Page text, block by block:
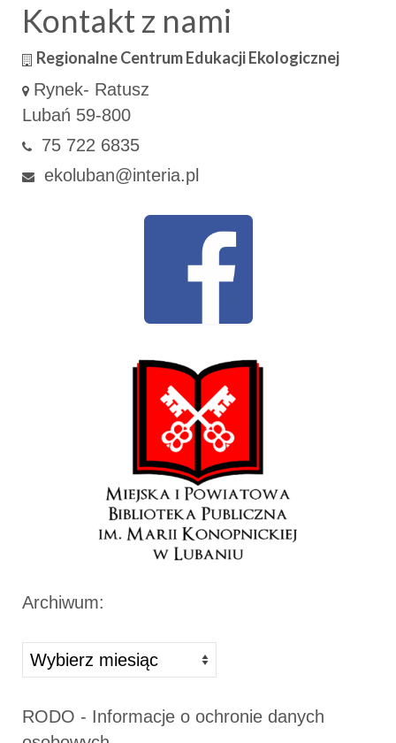
Kontakt z nami
Regionalne Centrum Edukacji Ekologicznej
Rynek- Ratusz
Lubań 59-800
75 722 6835
ekoluban@interia.pl
Archiwum:
Archiwa
RODO - Informacje o ochronie danych